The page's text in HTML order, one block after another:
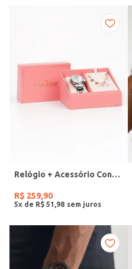
Relógio + Acessório Condor Feminino PRATA
R$ 259,90
5x de R$ 51 98